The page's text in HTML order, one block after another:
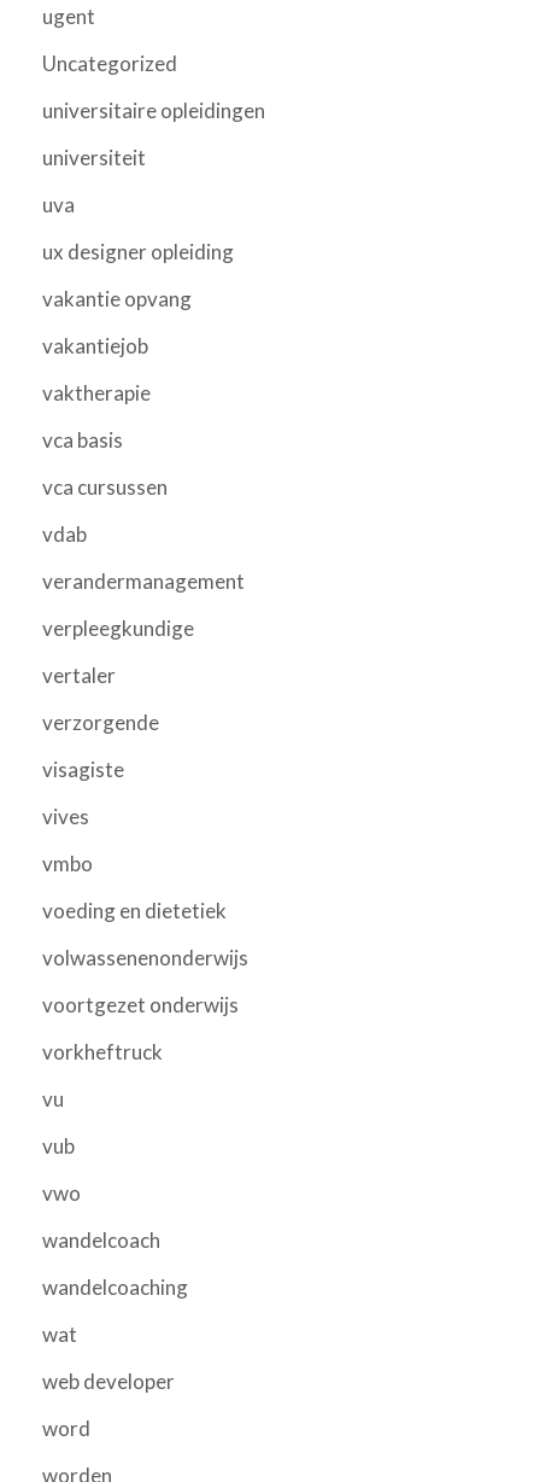
ugent
Uncategorized
universitaire opleidingen
universiteit
uva
ux designer opleiding
vakantie opvang
vakantiejob
vaktherapie
vca basis
vca cursussen
vdab
verandermanagement
verpleegkundige
vertaler
verzorgende
visagiste
vives
vmbo
voeding en dietetiek
volwassenenonderwijs
voortgezet onderwijs
vorkheftruck
vu
vub
vwo
wandelcoach
wandelcoaching
wat
web developer
word
worden